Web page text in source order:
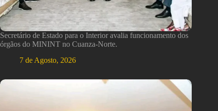
Secretário de Estado para o Interior avalia funcionamento dos
órgãos do MININT no Cuanza-Norte.
7 de Agosto, 2026